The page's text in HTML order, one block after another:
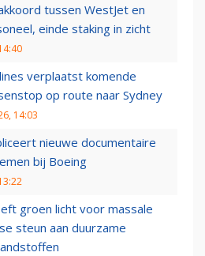
tussen WestJet en
einde staking in zicht
verplaatst komende
op route naar Sydney
14:03
nieuwe documentaire
bij Boeing
groen licht voor massale
steun aan duurzame